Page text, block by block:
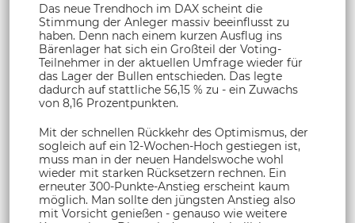
Das neue Trendhoch im DAX scheint die
Stimmung der Anleger massiv beeinflusst zu
haben. Denn nach einem kurzen Ausflug ins
Bärenlager hat sich ein Großteil der Voting-
Teilnehmer in der aktuellen Umfrage wieder für
das Lager der Bullen entschieden. Das legte
dadurch auf stattliche 56,15 % zu - ein Zuwachs
von 8,16 Prozentpunkten.
Mit der schnellen Rückkehr des Optimismus, der
sogleich auf ein 12-Wochen-Hoch gestiegen ist,
muss man in der neuen Handelswoche wohl
wieder mit starken Rücksetzern rechnen. Ein
erneuter 300-Punkte-Anstieg erscheint kaum
möglich. Man sollte den jüngsten Anstieg also
mit Vorsicht genießen - genauso wie weitere